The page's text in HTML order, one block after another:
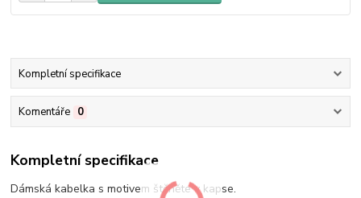
Kompletní specifikace
Komentáře 0
Kompletní specifikace
Dámská kabelka s motivem štěněte v kapse.